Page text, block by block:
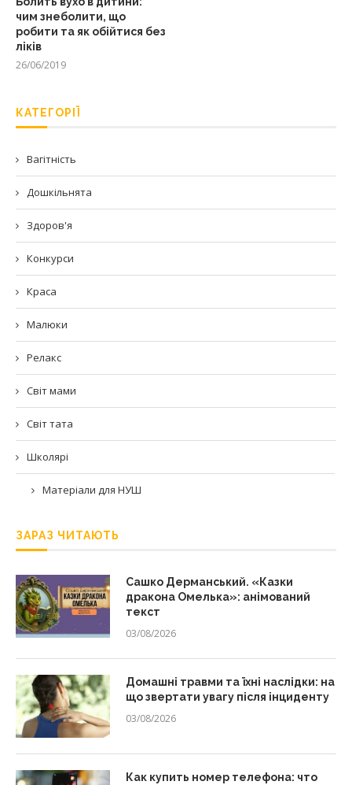
чим знеболити, що
робити та як обійтися без
ліків
26/06/2019
КАТЕГОРІЇ
Вагітність
Дошкільнята
Здоров'я
Конкурси
Краса
Малюки
Релакс
Світ мами
Світ тата
Школярі
Матеріали для НУШ
ЗАРАЗ ЧИТАЮТЬ
Сашко Дерманський. «Казки
дракона Омелька»: анімований
текст
03/08/2026
Домашні травми та їхні наслідки: на
що звертати увагу після інциденту
03/08/2026
Как купить номер телефона: что